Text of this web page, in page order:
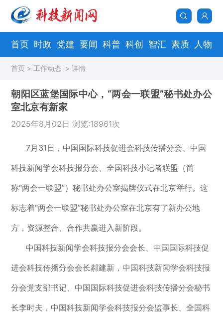
首页 时政 党建 要闻 科普 科创 智汇 素质 人物
首页 > 工作动态 > 详情
朝阳区蓝堡国际中心，“两会一联盟”秘书处办公
室北京有新家
2025年8月02日 浏览:18961次
7月31日，中国国际科技促进会科技传播分会、中国
科技新闻学会科技报分会、全国科技小记者联盟（简
称“两会一联盟”）秘书处办公室揭牌仪式在北京举行。这
标志着“两会一联盟”秘书处办公室在北京有了新办公地
方，资源整合、合作共赢进入新阶段。
中国科技新闻学会科技报分会会长、中国国际科技促
进会科技传播分会会长郝建新，中国科技新闻学会科技报
分会党支部书记、中国国际科技促进会科技传播分会秘书
长李时夫，中国科技新闻学会科技报分会监事长、全国科